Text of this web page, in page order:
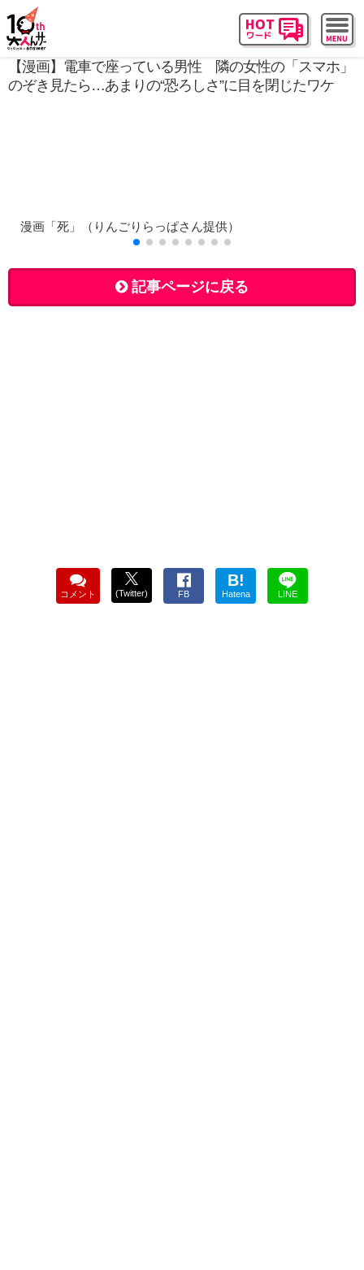
【漫画】電車で座っている男性 隣の女性の「スマホ」
のぞき見たら…あまりの“恐ろしさ”に目を閉じたワケ
漫画「死」（りんごりらっぱさん提供）
記事ページに戻る
コメント (Twitter) FB
B!
Hatena LINE